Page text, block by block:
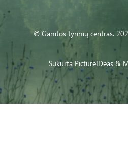
© Gamtos tyrimų centras.
Sukurta PictureIDeas &